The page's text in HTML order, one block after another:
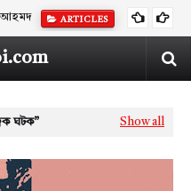
আহমদ ARTICLES
ঘটক Show all